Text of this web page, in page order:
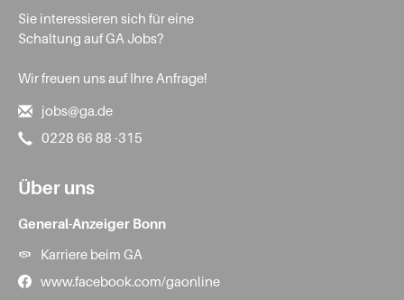
Sie interessieren sich für eine
Schaltung auf GA Jobs?
Wir freuen uns auf Ihre Anfrage!
jobs@ga.de
0228 66 88 -315
Über uns
General-Anzeiger Bonn
Karriere beim GA
www.facebook.com/gaonline